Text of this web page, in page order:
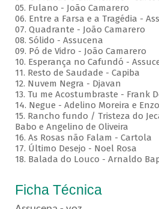
05. Fulano - João Camarero
06. Entre a Farsa e a Tragédia -
07. Quadrante - João Camarero
08. Sólido - Assucena
09. Pó de Vidro - João Camarero
10. Esperança no Cafundó -
11. Resto de Saudade - Capiba
12. Nuvem Negra - Djavan
13. Tu me Acostumbraste - Frank
14. Negue - Adelino Moreira e
15. Rancho fundo / Tristeza do
Babo e Angelino de Oliveira
16. As Rosas não Falam - Cartola
17. Último Desejo - Noel Rosa
18. Balada do Louco - Arnaldo
Ficha Técnica